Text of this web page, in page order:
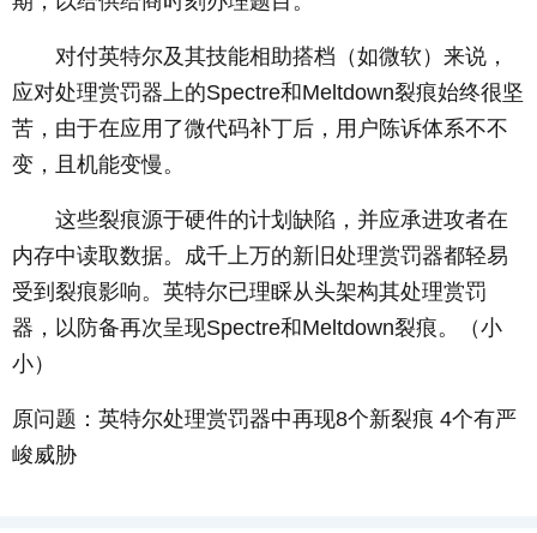
­ 对付英特尔及其技能相助搭档（如微软）来说，
应对处理赏罚器上的Spectre和Meltdown裂痕始终很坚
苦，由于在应用了微代码补丁后，用户陈诉体系不不
变，且机能变慢。
­ 这些裂痕源于硬件的计划缺陷，并应承进攻者在
内存中读取数据。成千上万的新旧处理赏罚器都轻易
受到裂痕影响。英特尔已理睬从头架构其处理赏罚
器，以防备再次呈现Spectre和Meltdown裂痕。（小
小）
原问题：英特尔处理赏罚器中再现8个新裂痕 4个有严
峻威胁